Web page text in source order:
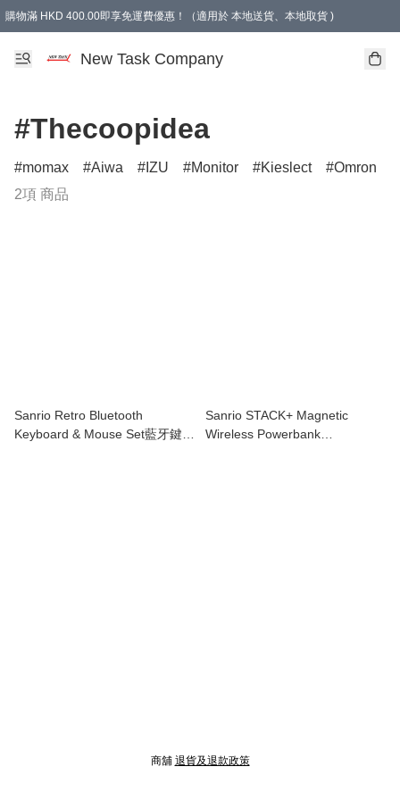
購物滿 HKD 400.00即享免運費優惠！（適用於 本地送貨、本地取貨 )
New Task Company
#Thecoopidea
momax Aiwa IZU Monitor Kieslect Omron
2項 商品
Sanrio Retro Bluetooth
Keyboard & Mouse Set藍牙鍵盤
Sanrio STACK+ Magnetic
Wireless Powerbank
商舖 退貨及退款政策